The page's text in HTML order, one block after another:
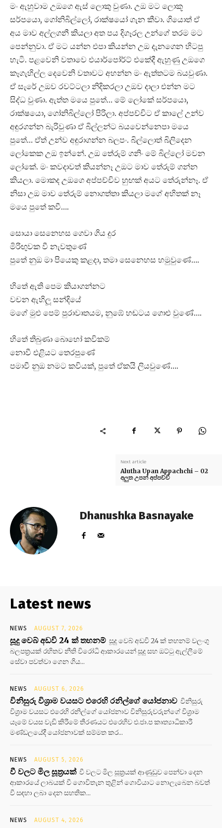
මං ඇහුවාම උඔගෙ ඇස් ලොකු වුණා. උඔ මට ලොකූ
සර්පයො, ගෝනිබිල්ලෝ, රාක්ෂයෝ ගැන කීවා. ගියොත් ඒ
අය මාව අල්ලගනී කියලා අත පය දිගෑරල උන්ගේ තරම මට
පෙන්නුවා. ඒ මට යන්න එපා කියන්න උඔ දැනගෙන හිටපු
හැටි. පළවෙනි වතාවෙ එයාර්පෝර්ට් එකේදී ඇහුණු උඔගෙ
කෑගැහිල්ල දෙවෙනි වතාවට අහන්න මං ඇත්තටම බයවුණා.
ඒ සැරේ උඔව රවට්ටලා නිදිකරලා උඔව දාලා එන්න මට
සිද්ධ වුණා. ඇත්ත මයෙ පුතේ… මේ ලෝකේ සර්පයො,
රාක්ෂයො, ගෝනිබිල්ලෝ පිරිලා. අප්පච්චිට ඒ කාලේ උන්ව
අඳුරගන්න බැරිවුණා ඒ බිල්ලන්ට බයවෙන්නෙපා මයෙ
පුතේ… ඒත් උන්ව අඳුරාගන්න බලපං. බිල්ලොත් බිලිදෙන
ලෝකෙක උඔ ඉන්නේ. උඔ තේරුම් ගනිං මේ බිල්ලෝ මවන
ලෝකේ. මං කවදාවත් කියන්නෑ උඔට මාව තේරුම් ගන්න
කියලා. මොකද උඔගෙ අප්පච්චිව හුඟක් අයට තේරුන්නෑ. ඒ
නිසා උඔ මාව තේරුම් නොගත්තා කියලා මගේ අහිතක් නෑ
මයෙ පුතේ කවී….
සොයා සෙනෙහස ගෙවා ගිය දුර
මිරිඟුවක වී නැවතුණේ
පුතේ නුඔ මා පියෙකු කළදා, තමා සෙනෙහස හමුවුණේ….
හිතේ ඇති පෙම කියාගන්නට
වචන ඇහිලූ සන්දියේ
මගේ මුළු පෙම් පුරාවෘතයම, නුඹේ හඬටය ගොළු වුණේ….
හිතේ තිබුණා බොහෝ කවිකම්
නොවී එළියට තෙරපුණේ
පමාවී නුඔ නමට කවියක්, පුතේ ඒකයි ලියවුණේ….
Next article
Alutha Upan Appachchi – 02
අලුත උපන් අප්පච්චී
Dhanushka Basnayake
Latest news
NEWS AUGUST 7, 2026
සූදු වෙබ් අඩවි 24 ක් තහනම් සූදු වෙබ් අඩවි 24 ක් තහනම් වලංගු
බලපත්‍රයක් රහිතව නීති විරෝධි ආකාරයෙන් සූදු සහ ඔට්ටු ඇල්ලීමේ
සේවා පවත්වා ගෙන ගිය...
NEWS AUGUST 6, 2026
විනිසුරු විශ්‍රාම වයසට එරෙහි රනිල්ගේ යෝජනාව විනිසුරු
විශ්‍රාම වයසට එරෙහි රනිල්ගේ යෝජනාව විනිසුරුවරුන්ගේ විශ්‍රාම
යෑමේ වයස වැඩි කිරීමේ තීරණයට එරෙහිව එ.ජා.ප කෘත්‍යාධිකාරී
මණ්ඩලයේදී යෝජනාවක් සම්මත කර...
NEWS AUGUST 5, 2026
වී වලට මිල සූත්‍රයක් වී වලට මිල සූත්‍රයක් ආණුඩුව පෙන්වා දෙන
ආකාරයේ ලාබයක් වී ගොවිතැන තුළින් ගොවියාට නොලැබෙන බවත්
වී සඳහා ලබා දෙන සහතික...
NEWS AUGUST 4, 2026